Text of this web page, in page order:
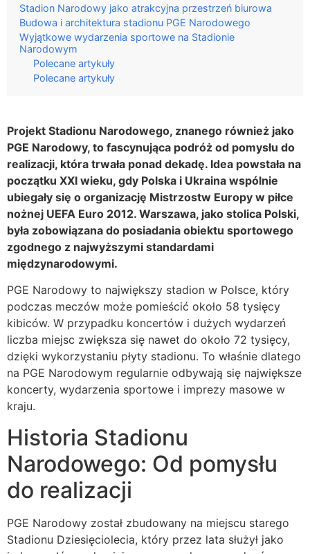
Stadion Narodowy jako atrakcyjna przestrzeń biurowa
Budowa i architektura stadionu PGE Narodowego
Wyjątkowe wydarzenia sportowe na Stadionie
Narodowym
Polecane artykuły
Polecane artykuły
Projekt Stadionu Narodowego, znanego również jako
PGE Narodowy, to fascynująca podróż od pomysłu do
realizacji, która trwała ponad dekadę. Idea powstała na
początku XXI wieku, gdy Polska i Ukraina wspólnie
ubiegały się o organizację Mistrzostw Europy w piłce
nożnej UEFA Euro 2012. Warszawa, jako stolica Polski,
była zobowiązana do posiadania obiektu sportowego
zgodnego z najwyższymi standardami
międzynarodowymi.
PGE Narodowy to największy stadion w Polsce, który
podczas meczów może pomieścić około 58 tysięcy
kibiców. W przypadku koncertów i dużych wydarzeń
liczba miejsc zwiększa się nawet do około 72 tysięcy,
dzięki wykorzystaniu płyty stadionu. To właśnie dlatego
na PGE Narodowym regularnie odbywają się największe
koncerty, wydarzenia sportowe i imprezy masowe w
kraju.
Historia Stadionu
Narodowego: Od pomysłu
do realizacji
PGE Narodowy został zbudowany na miejscu starego
Stadionu Dziesięciolecia, który przez lata służył jako